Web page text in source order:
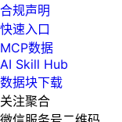
合规声明
快速入口
MCP数据
AI Skill Hub
数据块下载
关注聚合